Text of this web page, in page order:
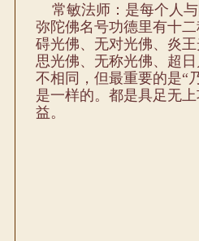
常敏法师：是每个人与
弥陀佛名号功德里有十
碍光佛、无对光佛、炎
思光佛、无称光佛、超
不相同，但最重要的是“
是一样的。都是具足无
益。